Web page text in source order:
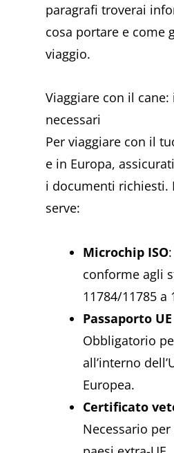
paragrafi troverai
cosa portare e come
viaggio.
Viaggiare con il
necessari
Per viaggiare con il
e in Europa,
i documenti richiesti.
serve:
Microchip ISO
conforme agli
11784/11785 a
Passaporto
Obbligatorio
all’interno
Europea.
Certificato
Necessario